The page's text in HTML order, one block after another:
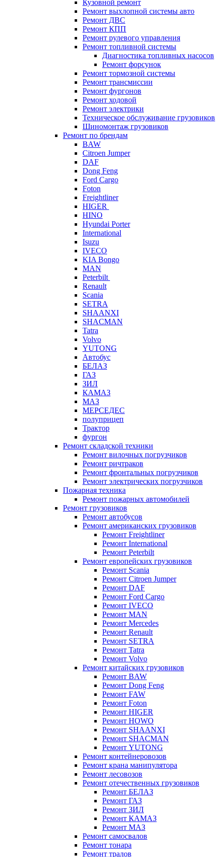
Кузовной ремонт
Ремонт выхлопной системы авто
Ремонт ДВС
Ремонт КПП
Ремонт рулевого управления
Ремонт топливной системы
Диагностика топливных насосов
Ремонт форсунок
Ремонт тормозной системы
Ремонт трансмиссии
Ремонт фургонов
Ремонт ходовой
Ремонт электрики
Техническое обслуживание грузовиков
Шиномонтаж грузовиков
Ремонт по брендам
BAW
Citroen Jumper
DAF
Dong Feng
Ford Cargo
Foton
Freightliner
HIGER
HINO
Hyundai Porter
International
Isuzu
IVECO
KIA Bongo
MAN
Peterbilt
Renault
Scania
SETRA
SHAANXI
SHACMAN
Tatra
Volvo
YUTONG
Автобус
БЕЛАЗ
ГАЗ
ЗИЛ
КАМАЗ
МАЗ
МЕРСЕДЕС
полуприцеп
Трактор
фургон
Ремонт складской техники
Ремонт вилочных погрузчиков
Ремонт ричтраков
Ремонт фронтальных погрузчиков
Ремонт электрических погрузчиков
Пожарная техника
Ремонт пожарных автомобилей
Ремонт грузовиков
Ремонт автобусов
Ремонт американских грузовиков
Ремонт Freightliner
Ремонт International
Ремонт Peterbilt
Ремонт европейских грузовиков
Ремонт Scania
Ремонт Citroen Jumper
Ремонт DAF
Ремонт Ford Cargo
Ремонт IVECO
Ремонт MAN
Ремонт Mercedes
Ремонт Renault
Ремонт SETRA
Ремонт Tatra
Ремонт Volvo
Ремонт китайских грузовиков
Ремонт BAW
Ремонт Dong Feng
Ремонт FAW
Ремонт Foton
Ремонт HIGER
Ремонт HOWO
Ремонт SHAANXI
Ремонт SHACMAN
Ремонт YUTONG
Ремонт контейнеровозов
Ремонт крана манипулятора
Ремонт лесовозов
Ремонт отечественных грузовиков
Ремонт БЕЛАЗ
Ремонт ГАЗ
Ремонт ЗИЛ
Ремонт КАМАЗ
Ремонт МАЗ
Ремонт самосвалов
Ремонт тонара
Ремонт тралов